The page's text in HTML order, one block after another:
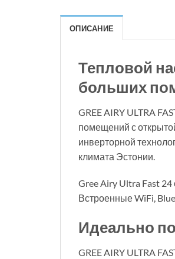
ОПИСАНИЕ
Тепловой
больших
GREE AIRY ULTRA
помещений с
инверторной
климата Эстонии.
Gree Airy Ultra Fast
Встроенные WiFi,
Идеально
GREE AIRY ULTRA